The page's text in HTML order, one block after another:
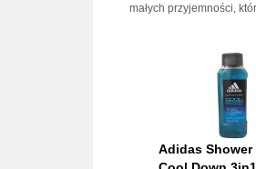
małych przyjemności,
Adidas Shower